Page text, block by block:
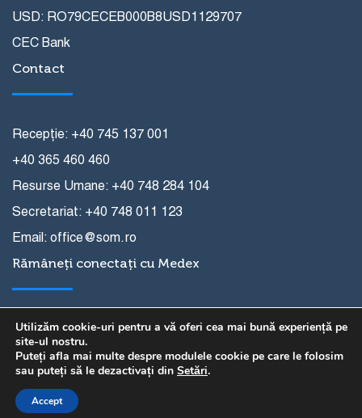
USD: RO79CECEB000B8USD1129707
CEC Bank
Contact
Recepție: +40 745 137 001
+40 365 460 460
Resurse Umane: +40 748 284 104
Secretariat: +40 748 011 123
Email: office@som.ro
Rămâneți conectați cu Medex
Copyright © Fundația pentru Spitalul Oncologic
Utilizăm cookie-uri pentru a vă oferi cea mai bună experiență pe
site-ul nostru.
Puteți afla mai multe despre modulele cookie pe care le folosim
sau puteți să le dezactivați din Setări.
Accept